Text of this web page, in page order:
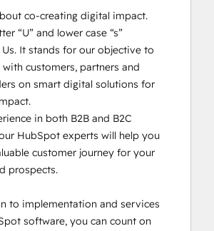
co-creating digital impact.
“U” and lower case “s”
It stands for our objective to
customers, partners and
on smart digital solutions for
in both B2B and B2C
HubSpot experts will help you
customer journey for your
prospects.
to implementation and services
software, you can count on